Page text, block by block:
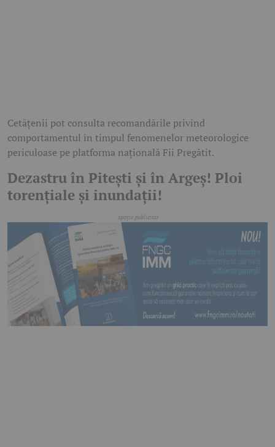
Cetățenii pot consulta recomandările privind
comportamentul în timpul fenomenelor meteorologice
periculoase pe platforma națională Fii Pregătit.
Dezastru în Pitești și în Argeș! Ploi
torențiale și inundații!